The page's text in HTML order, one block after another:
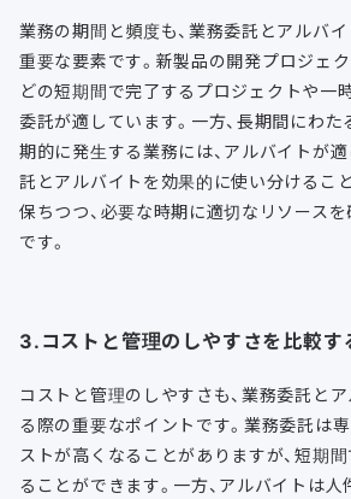
業務の期間と頻度も、業務委託とアルバ
重要な要素です。 新製品の開発プロジェ
どの短期間で完了するプロジェクトや一
委託が適しています。一方、長期間にわ
期的に発生する業務には、アルバイトが
託とアルバイトを効果的に使い分けるこ
保ちつつ、必要な時期に適切なリソース
です。
3.コストと管理のしやすさを比較す
コストと管理のしやすさも、業務委託と
る際の重要なポイントです。業務委託は
ストが高くなることがありますが、短期
ることができます。一方、アルバイトは